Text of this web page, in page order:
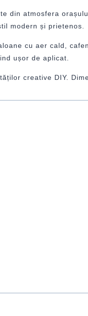
din atmosfera
modern și prietenos.
cu aer cald,
ușor de aplicat.
creative DIY.